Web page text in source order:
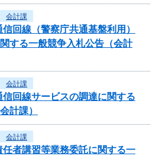
会計課
回線（警察庁共通基盤利用）
する一般競争入札公告（会計
会計課
回線サービスの調達に関する
計課）
会計課
任者講習等業務委託に関する一